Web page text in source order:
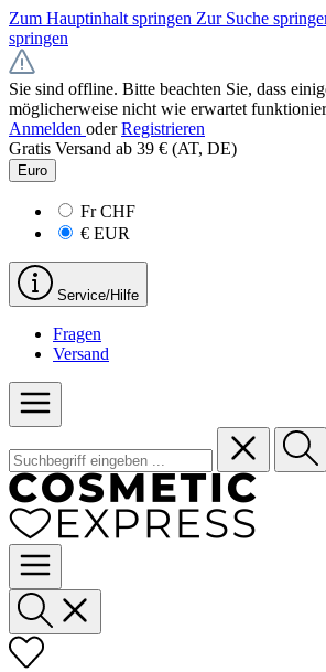
Zum Hauptinhalt springen Zur Suche
springen
Sie sind offline. Bitte beachten Sie, dass
möglicherweise nicht wie erwartet
Anmelden oder Registrieren
Gratis Versand ab 39 € (AT, DE)
Euro
FrCHF
€ EUR
Service/Hilfe
Fragen
Versand